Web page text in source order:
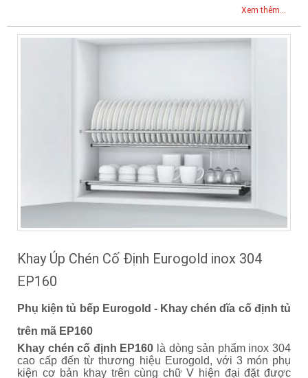
Xem thêm...
Khay Úp Chén Cố Định Eurogold inox 304
EP160
Phụ kiện tủ bếp Eurogold - Khay chén dĩa cố định tủ
trên mã EP160
Khay chén cố định EP160 là dòng sản phẩm inox 304
cao cấp đến từ thương hiệu Eurogold, với 3 món phụ
kiện cơ bản khay trên cùng chữ V hiện đại đặt được